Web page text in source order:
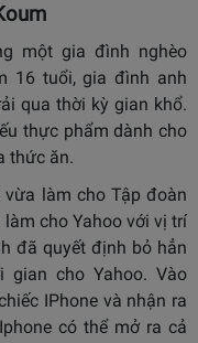
một gia đình nghèo
16 tuổi, gia đình anh
qua thời kỳ gian khổ.
thực phẩm dành cho
thức ăn.
làm cho Tập đoàn
làm cho Yahoo với vị trí
đã quyết định bỏ hẳn
cho Yahoo. Vào
IPhone và nhận ra
có thể mở ra cả